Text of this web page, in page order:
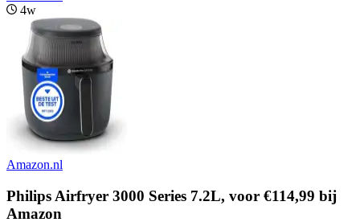
4w
Amazon.nl
Philips Airfryer 3000 Series 7.2L, voor €114,99 bij
Amazon